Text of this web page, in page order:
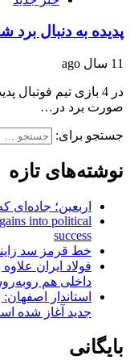
پدیده به دنبال برد شماره 5 برابر
11 سال ago
در 4 بازی تیم
صورت برد در…
جستجو برای:
نوشته‌های تازه
اربعین؛ جاده‌ای
into political
success
خط قرمز سد زاینده‌رود، ۲۳۶
فولاد ایران
داخلی هم
استاندار
جدید آغاز شده
بایگانی